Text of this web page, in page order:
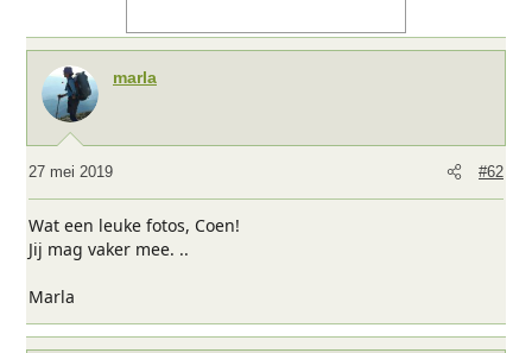
marla
27 mei 2019 #62
Wat een leuke fotos, Coen!
Jij mag vaker mee. ..
Marla